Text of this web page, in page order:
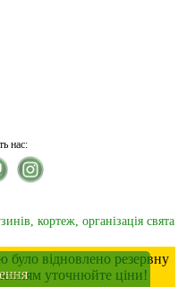
нас:
кортеж, організація свята
було відновлено резервну
уточнюйте ціни!